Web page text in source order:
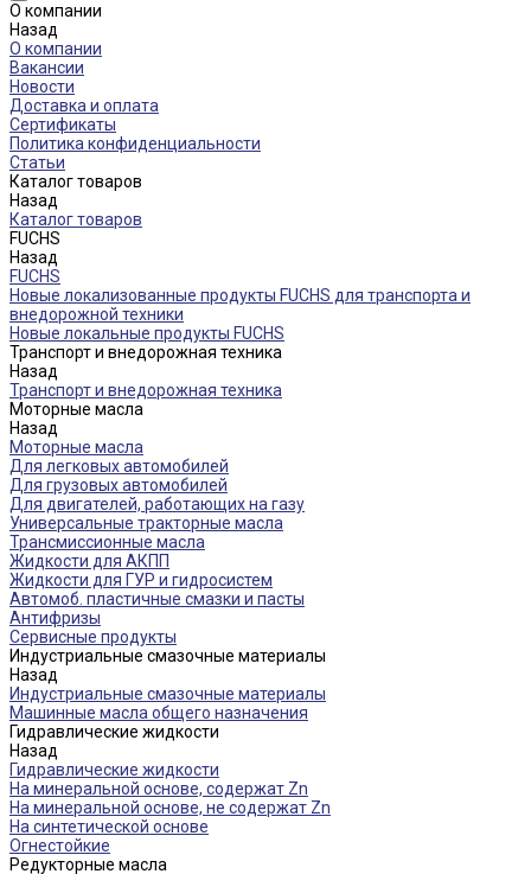
О компании
Назад
О компании
Вакансии
Новости
Доставка и оплата
Сертификаты
Политика конфиденциальности
Статьи
Каталог товаров
Назад
Каталог товаров
FUCHS
Назад
FUCHS
Новые локализованные продукты FUCHS для транспорта и
внедорожной техники
Новые локальные продукты FUCHS
Транспорт и внедорожная техника
Назад
Транспорт и внедорожная техника
Моторные масла
Назад
Моторные масла
Для легковых автомобилей
Для грузовых автомобилей
Для двигателей, работающих на газу
Универсальные тракторные масла
Трансмиссионные масла
Жидкости для АКПП
Жидкости для ГУР и гидросистем
Автомоб. пластичные смазки и пасты
Антифризы
Сервисные продукты
Индустриальные смазочные материалы
Назад
Индустриальные смазочные материалы
Машинные масла общего назначения
Гидравлические жидкости
Назад
Гидравлические жидкости
На минеральной основе, содержат Zn
На минеральной основе, не содержат Zn
На синтетической основе
Огнестойкие
Редукторные масла